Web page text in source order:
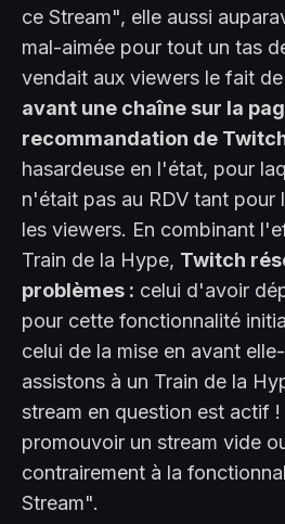
ce Stream", elle aussi
mal-aimée pour tout un tas
vendait aux viewers le fait de
avant une chaîne sur la
recommandation de
hasardeuse en l'état, pour
n'était pas au RDV tant pour
les viewers. En combinant
Train de la Hype, Twitch
problèmes : celui d'avoir
pour cette fonctionnalité
celui de la mise en avant
assistons à un Train de la
stream en question est actif
promouvoir un stream vide
contrairement à la
Stream".